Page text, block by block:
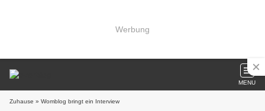
Werbung
MENU
Zuhause » Womblog bringt ein Interview